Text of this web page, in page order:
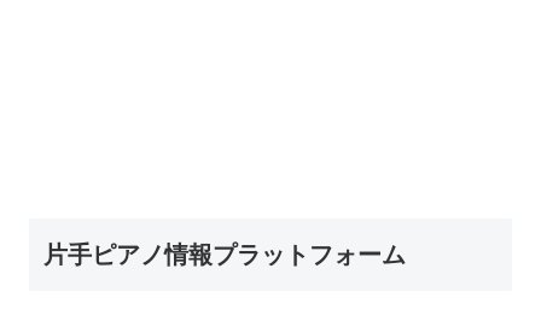
片手ピアノ情報プラットフォーム